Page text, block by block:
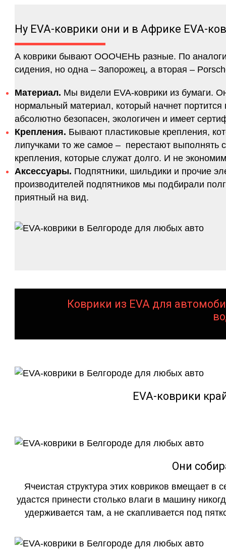
Ну EVA-коврики они и в Африке EVA-
А коврики бывают ОООЧЕНЬ разные. По
сидения, но одна – Запорожец, а вторая –
Материал. Мы видели EVA-коврики из бумаги.
нормальный материал, который начнет
абсолютно безопасен, экологичен и имеет
Крепления. Бывают пластиковые крепления,
липучками то же самое – перестают
крепления, которые служат долго. И не
Аксессуары. Подпятники, шильдики и прочие
производителей подпятников мы подбирали
приятный на вид.
Коврики из EVA для
EVA-коврики
Они
Ячеистая структура этих ковриков вмещает в
удастся принести столько влаги в машину
удерживается там, а не скапливается под